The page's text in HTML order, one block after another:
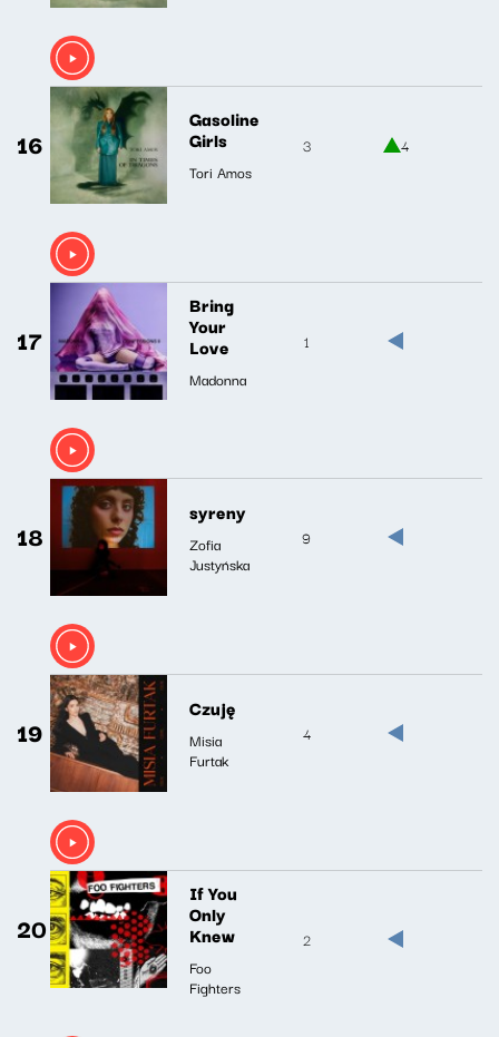
16
Gasoline
Girls
Tori Amos
3 4
17
Bring
Your
Love
Madonna
1
18
syreny
Zofia
Justyńska
9
19
Czuję
Misia
Furtak
4
20
If You
Only
Knew
Foo
Fighters
2